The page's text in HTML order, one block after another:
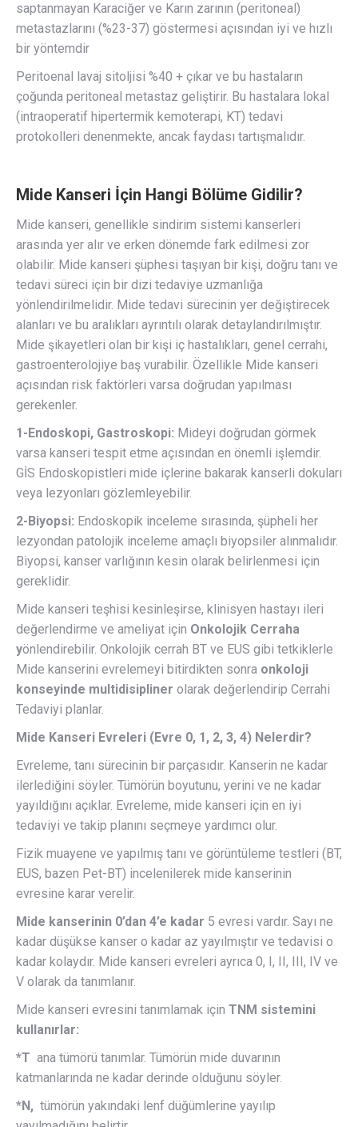
saptanmayan Karaciğer ve Karın zarının (peritoneal)
metastazlarını (%23-37) göstermesi açısından iyi ve hızlı
bir yöntemdir
Peritoenal lavaj sitoljisi %40 + çıkar ve bu hastaların
çoğunda peritoneal metastaz geliştirir. Bu hastalara lokal
(intraoperatif hipertermik kemoterapi, KT) tedavi
protokolleri denenmekte, ancak faydası tartışmalıdır.
Mide Kanseri İçin Hangi Bölüme Gidilir?
Mide kanseri, genellikle sindirim sistemi kanserleri
arasında yer alır ve erken dönemde fark edilmesi zor
olabilir. Mide kanseri şüphesi taşıyan bir kişi, doğru tanı ve
tedavi süreci için bir dizi tedaviye uzmanlığa
yönlendirilmelidir. Mide tedavi sürecinin yer değiştirecek
alanları ve bu aralıkları ayrıntılı olarak detaylandırılmıştır.
Mide şikayetleri olan bir kişi iç hastalıkları, genel cerrahi,
gastroenterolojiye baş vurabilir. Özellikle Mide kanseri
açısından risk faktörleri varsa doğrudan yapılması
gerekenler.
1-Endoskopi, Gastroskopi: Mideyi doğrudan görmek
varsa kanseri tespit etme açısından en önemli işlemdir.
GİS Endoskopistleri mide içlerine bakarak kanserli dokuları
veya lezyonları gözlemleyebilir.
2-Biyopsi: Endoskopik inceleme sırasında, şüpheli her
lezyondan patolojik inceleme amaçlı biyopsiler alınmalıdır.
Biyopsi, kanser varlığının kesin olarak belirlenmesi için
gereklidir.
Mide kanseri teşhisi kesinleşirse, klinisyen hastayı ileri
değerlendirme ve ameliyat için Onkolojik Cerraha
yönlendirebilir. Onkolojik cerrah BT ve EUS gibi tetkiklerle
Mide kanserini evrelemeyi bitirdikten sonra onkoloji
konseyinde multidisipliner olarak değerlendirip Cerrahi
Tedaviyi planlar.
Mide Kanseri Evreleri (Evre 0, 1, 2, 3, 4) Nelerdir?
Evreleme, tanı sürecinin bir parçasıdır. Kanserin ne kadar
ilerlediğini söyler. Tümörün boyutunu, yerini ve ne kadar
yayıldığını açıklar. Evreleme, mide kanseri için en iyi
tedaviyi ve takip planını seçmeye yardımcı olur.
Fizik muayene ve yapılmış tanı ve görüntüleme testleri (BT,
EUS, bazen Pet-BT) incelenilerek mide kanserinin
evresine karar verelir.
Mide kanserinin 0’dan 4’e kadar 5 evresi vardır. Sayı ne
kadar düşükse kanser o kadar az yayılmıştır ve tedavisi o
kadar kolaydır. Mide kanseri evreleri ayrıca 0, I, II, III, IV ve
V olarak da tanımlanır.
Mide kanseri evresini tanımlamak için TNM sistemini
kullanırlar:
*T ana tümörü tanımlar. Tümörün mide duvarının
katmanlarında ne kadar derinde olduğunu söyler.
*N, tümörün yakındaki lenf düğümlerine yayılıp